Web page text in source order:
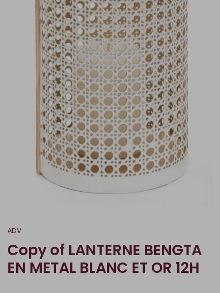
ADV
Copy of LANTERNE BENGTA
EN METAL BLANC ET OR 12H